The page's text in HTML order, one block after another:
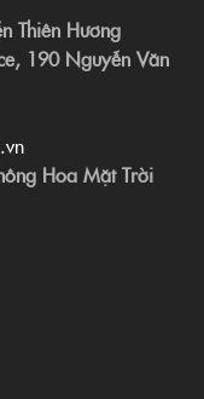
Thiên Hương
190 Nguyễn Văn
Hoa Mặt Trời